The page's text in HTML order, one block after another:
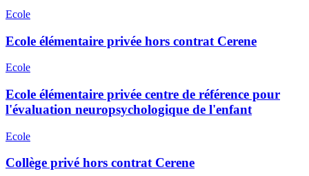
Ecole
Ecole élémentaire privée hors contrat Cerene
Ecole
Ecole élémentaire privée centre de référence pour
l'évaluation neuropsychologique de l'enfant
Ecole
Collège privé hors contrat Cerene